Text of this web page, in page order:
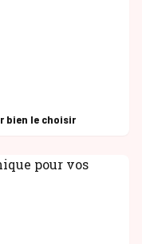
bien le choisir